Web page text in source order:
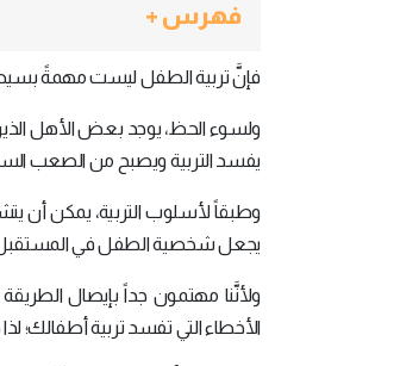
فهرس +
فإنَّ تربية الطفل ليست مهمةً بسيطة
ولسوء الحظ، يوجد بعض الأهل
يفسد التربية ويصبح من الصعب
وطبقاً لأسلوب التربية، يمكن أن
يجعل شخصية الطفل في المستقبل
ولأنَّنا مهتمون جداً بإيصال
الأخطاء التي تفسد تربية أطفالك؛